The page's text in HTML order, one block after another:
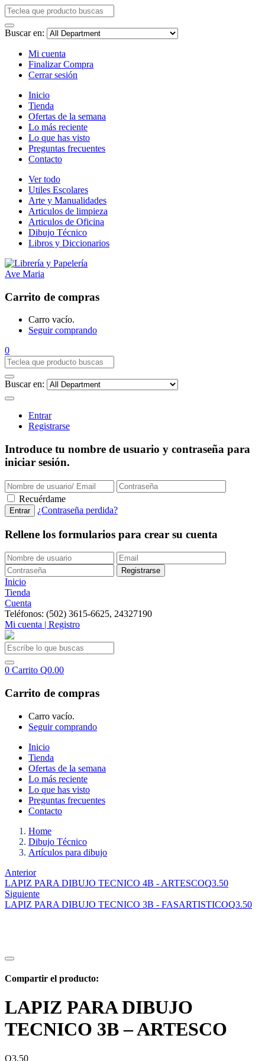
Buscar en:
Mi cuenta
Finalizar Compra
Cerrar sesión
Inicio
Tienda
Ofertas de la semana
Lo más reciente
Lo que has visto
Preguntas frecuentes
Contacto
Ver todo
Utiles Escolares
Arte y Manualidades
Articulos de limpieza
Articulos de Oficina
Dibujo Técnico
Libros y Diccionarios
Carrito de compras
Carro vacío.
Seguir comprando
0
Buscar en:
Entrar
Registrarse
Introduce tu nombre de usuario y contraseña para
iniciar sesión.
Recuérdame
¿Contraseña perdida?
Rellene los formularios para crear su cuenta
Inicio
Tienda
Cuenta
Teléfonos: (502) 3615-6625, 24327190
Mi cuenta | Registro
0 Carrito Q0.00
Carrito de compras
Carro vacío.
Seguir comprando
Inicio
Tienda
Ofertas de la semana
Lo más reciente
Lo que has visto
Preguntas frecuentes
Contacto
Home
Dibujo Técnico
Artículos para dibujo
Anterior
LAPIZ PARA DIBUJO TECNICO 4B - ARTESCOQ3.50
Siguiente
LAPIZ PARA DIBUJO TECNICO 3B - FASARTISTICOQ3.50
Compartir el producto:
LAPIZ PARA DIBUJO
TECNICO 3B – ARTESCO
Q3.50